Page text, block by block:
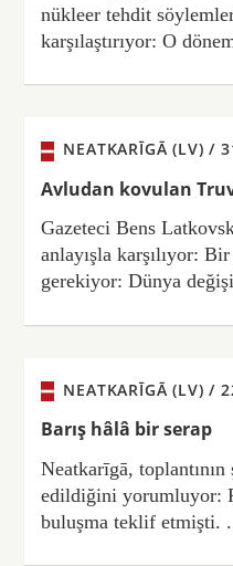
nükleer tehdit
karşılaştırıyor: O
NEATKARĪGĀ (LV) /
Avludan kovulan
Gazeteci Bens
anlayışla karşılıyor:
gerekiyor: Dünya
NEATKARĪGĀ (LV) /
Barış hâlâ bir serap
Neatkarīgā,
edildiğini yorumluyor:
buluşma teklif etmişti.